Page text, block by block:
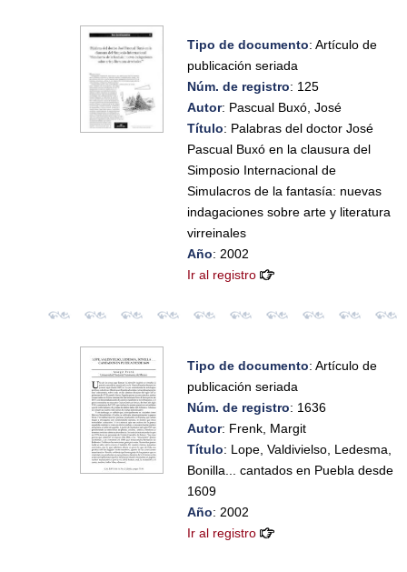
Tipo de documento: Artículo de
publicación seriada
Núm. de registro: 125
Autor: Pascual Buxó, José
Título: Palabras del doctor José
Pascual Buxó en la clausura del
Simposio Internacional de
Simulacros de la fantasía: nuevas
indagaciones sobre arte y literatura
virreinales
Año: 2002
Ir al registro
Tipo de documento: Artículo de
publicación seriada
Núm. de registro: 1636
Autor: Frenk, Margit
Título: Lope, Valdivielso, Ledesma,
Bonilla... cantados en Puebla desde
1609
Año: 2002
Ir al registro